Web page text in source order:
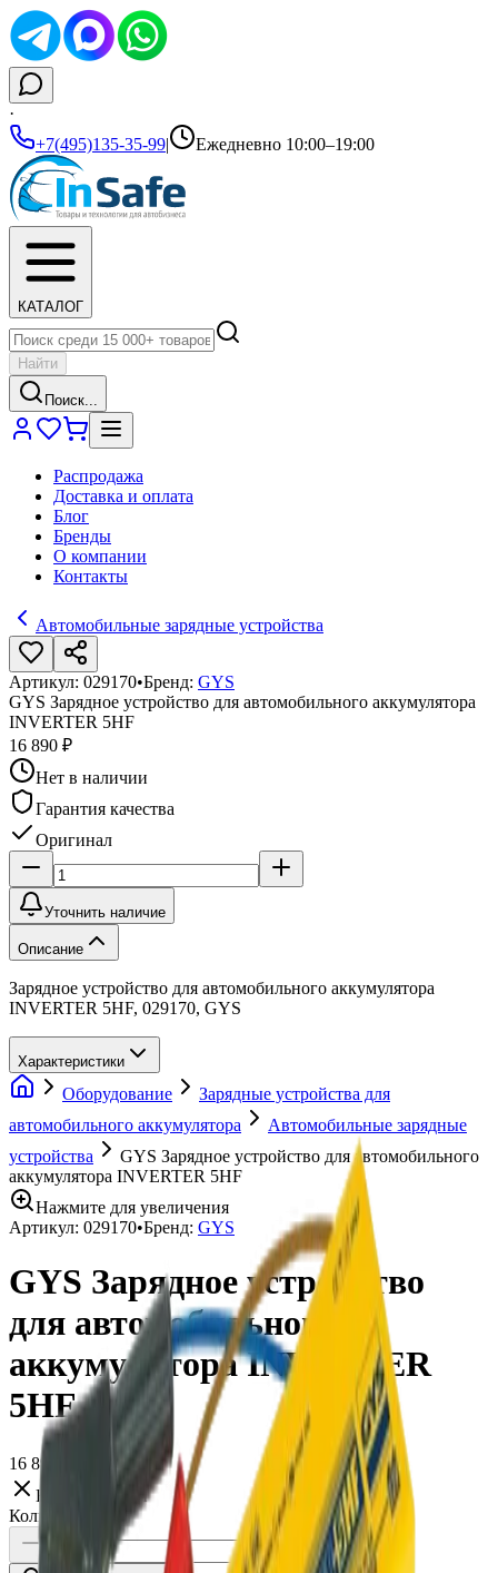
·
+7(495)135-35-99| Ежедневно 10:00–19:00
КАТАЛОГ
Найти
Поиск...
Распродажа
Доставка и оплата
Блог
Бренды
О компании
Контакты
Автомобильные зарядные устройства
Артикул: 029170•Бренд: GYS
GYS Зарядное устройство для автомобильного аккумулятора
INVERTER 5HF
16 890 ₽
Нет в наличии
Гарантия качества
Оригинал
Уточнить наличие
Описание
Зарядное устройство для автомобильного аккумулятора
INVERTER 5HF, 029170, GYS
Характеристики
Оборудование
Зарядные устройства для
автомобильного аккумулятора
Автомобильные зарядные
устройства
GYS Зарядное устройство для автомобильного
аккумулятора INVERTER 5HF
Нажмите для увеличения
Артикул: 029170•Бренд: GYS
GYS Зарядное устройство
для автомобильного
аккумулятора INVERTER
5HF
16 890 ₽
Нет в наличии
Количество: